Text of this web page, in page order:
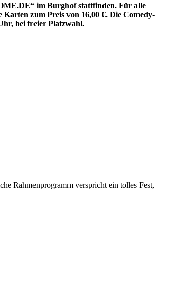
im Burghof stattfinden. Für alle
zum Preis von 16,00 €. Die Comedy-
bei freier Platzwahl.
Rahmenprogramm verspricht ein tolles Fest,